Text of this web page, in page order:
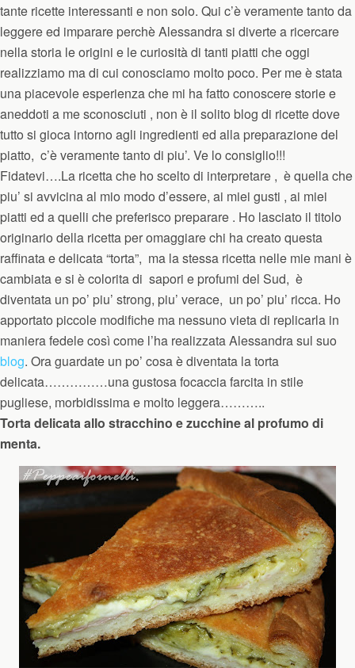
tante ricette interessanti e non solo. Qui c’è veramente tanto da
leggere ed imparare perchè Alessandra si diverte a ricercare
nella storia le origini e le curiosità di tanti piatti che oggi
realizziamo ma di cui conosciamo molto poco. Per me è stata
una piacevole esperienza che mi ha fatto conoscere storie e
aneddoti a me sconosciuti , non è il solito blog di ricette dove
tutto si gioca intorno agli ingredienti ed alla preparazione del
piatto, c’è veramente tanto di piu’. Ve lo consiglio!!!
Fidatevi….La ricetta che ho scelto di interpretare , è quella che
piu’ si avvicina al mio modo d’essere, ai miei gusti , ai miei
piatti ed a quelli che preferisco preparare . Ho lasciato il titolo
originario della ricetta per omaggiare chi ha creato questa
raffinata e delicata “torta”, ma la stessa ricetta nelle mie mani è
cambiata e si è colorita di sapori e profumi del Sud, è
diventata un po’ piu’ strong, piu’ verace, un po’ piu’ ricca. Ho
apportato piccole modifiche ma nessuno vieta di replicarla in
maniera fedele così come l’ha realizzata Alessandra sul suo
blog. Ora guardate un po’ cosa è diventata la torta
delicata……………una gustosa focaccia farcita in stile
pugliese, morbidissima e molto leggera………..
Torta delicata allo stracchino e zucchine al profumo di
menta.